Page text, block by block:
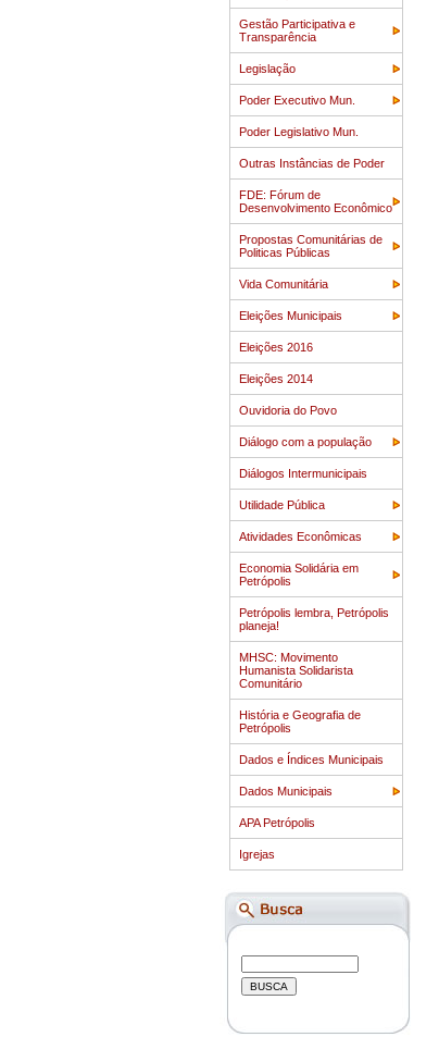
Gestão Participativa e
Transparência
Legislação
Poder Executivo Mun.
Poder Legislativo Mun.
Outras Instâncias de Poder
FDE: Fórum de
Desenvolvimento Econômico
Propostas Comunitárias de
Politicas Públicas
Vida Comunitária
Eleições Municipais
Eleições 2016
Eleições 2014
Ouvidoria do Povo
Diálogo com a população
Diálogos Intermunicipais
Utilidade Pública
Atividades Econômicas
Economia Solidária em
Petrópolis
Petrópolis lembra, Petrópolis
planeja!
MHSC: Movimento
Humanista Solidarista
Comunitário
História e Geografia de
Petrópolis
Dados e Índices Municipais
Dados Municipais
APA Petrópolis
Igrejas